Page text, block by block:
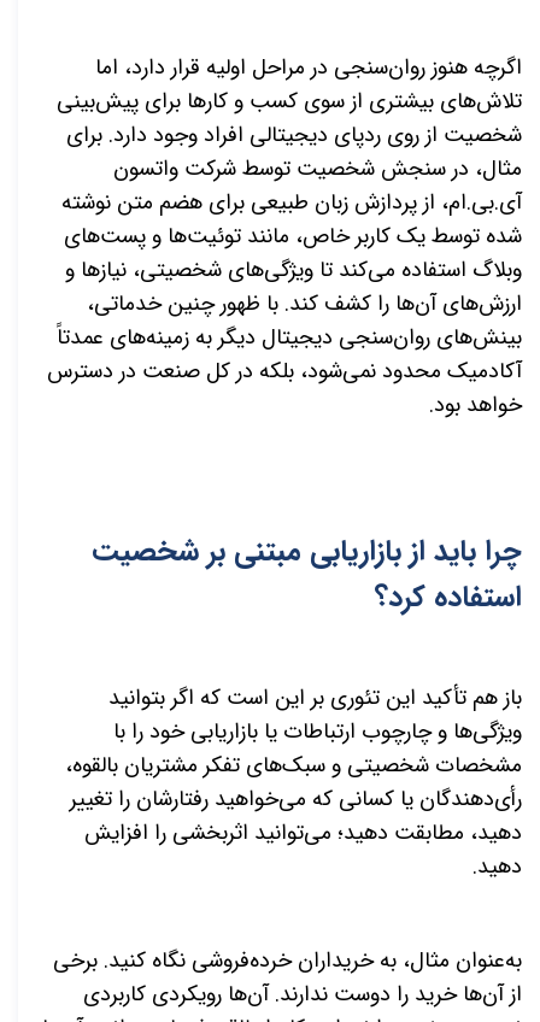
اگرچه هنوز روانسنجی در مراحل اولیه قرار دارد، اما
تلاشهای بیشتری از سوی كسب و كارها برای پیشبینی
شخصیت از روی ردپای دیجیتالی افراد وجود دارد. برای
مثال، در سنجش شخصیت توسط شركت واتسون
آی.بی.ام، از پردازش زبان طبیعی برای هضم متن نوشته
شده توسط یک کاربر خاص، مانند توئیتها و پستهای
وبلاگ استفاده میکند تا ویژگیهای شخصیتی، نیازها و
ارزشهای آنها را کشف کند. با ظهور چنین خدماتی،
بینشهای روانسنجی دیجیتال دیگر به زمینههای عمدتاً
آکادمیک محدود نمیشود، بلکه در کل صنعت در دسترس
خواهد بود.
چرا باید از بازاریابی مبتنی بر شخصیت
استفاده كرد؟
باز هم تأكید این تئوری بر این است که اگر بتوانید
ویژگیها و چارچوب ارتباطات یا بازاریابی خود را با
مشخصات شخصیتی و سبکهای تفکر مشتریان بالقوه،
رأیدهندگان یا کسانی که میخواهید رفتارشان را تغییر
دهید، مطابقت دهید؛ میتوانید اثربخشی را افزایش
دهید.
بهعنوان مثال، به خریداران خردهفروشی نگاه کنید. برخی
از آنها خرید را دوست ندارند. آنها رویکردی کاربردی